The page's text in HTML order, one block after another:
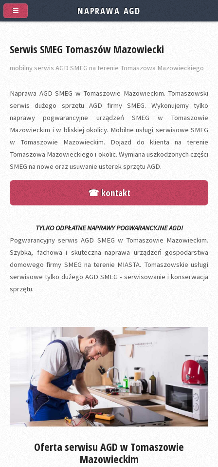
Serwis SMEG Tomaszów Mazowiecki
mobilny serwis AGD SMEG na terenie Tomaszowa Mazowieckiego
Naprawa AGD SMEG w Tomaszowie Mazowieckim. Tomaszowski
serwis dużego sprzętu AGD firmy SMEG. Wykonujemy tylko
naprawy pogwarancyjne urządzeń SMEG w Tomaszowie
Mazowieckim i w bliskiej okolicy. Mobilne usługi serwisowe SMEG
w Tomaszowie Mazowieckim. Dojazd do klienta na terenie
Tomaszowa Mazowieckiego i okolic. Wymiana uszkodzonych części
SMEG na nowe oraz usuwanie usterek sprzętu AGD.
☎ kontakt
TYLKO ODPŁATNE NAPRAWY POGWARANCYJNE AGD!
Pogwarancyjny serwis AGD SMEG w Tomaszowie Mazowieckim.
Szybka, fachowa i skuteczna naprawa urządzeń gospodarstwa
domowego firmy SMEG na terenie MIASTA. Tomaszowskie usługi
serwisowe tylko dużego AGD SMEG - serwisowanie i konserwacja
sprzętu.
Oferta serwisu AGD w Tomaszowie
Mazowieckim
NAPRAWA AGD